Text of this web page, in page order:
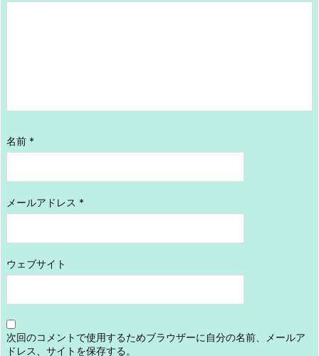
名前 *
メールアドレス *
ウェブサイト
次回のコメントで使用するためブラウザーに自分の名前、メールア
ドレス、サイトを保存する。